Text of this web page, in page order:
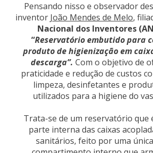
Pensando nisso e observador
inventor João Mendes de Melo,
Nacional dos Inventores
“Reservatório embutido para
produto de higienização em
descarga”. Com o objetivo de
praticidade e redução de custos
limpeza, desinfetantes e
utilizados para a higiene do
Trata-se de um reservatório que
parte interna das caixas
sanitários, feito por uma